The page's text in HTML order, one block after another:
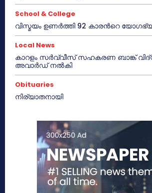
School & College
വിസ്മയം ഉണർത്തി 92 കാരൻറെ
Local News
കാറളം സർവ്വീസ് സഹകരണ ബാങ്ക്
അവാർഡ് നൽകി
Obituaries
നിര്യാതനായി